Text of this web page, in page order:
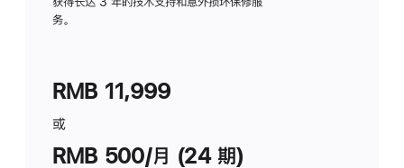
务。
RMB 11,999
或
RMB 500/月 (24 期)